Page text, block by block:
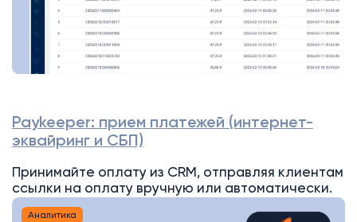
Paykeeper: прием платежей (интернет-
эквайринг и СБП)
Принимайте оплату из CRM, отправляя клиентам
ссылки на оплату вручную или автоматически.
Аналитика